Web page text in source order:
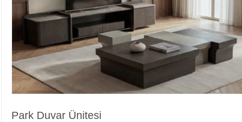
Park Duvar Ünitesi